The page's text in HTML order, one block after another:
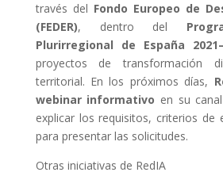
través del Fondo Europeo de
(FEDER), dentro del
Plurirregional de España
proyectos de transformación
territorial. En los próximos días,
webinar informativo en su
explicar los requisitos, criterios de
para presentar las solicitudes.
Otras iniciativas de RedIA